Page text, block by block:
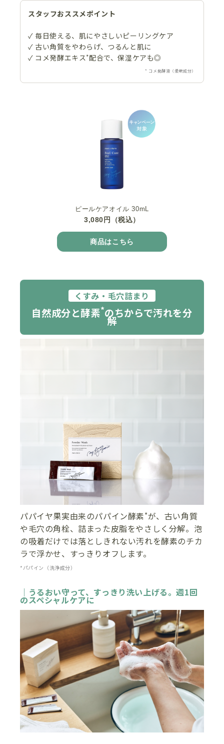
スタッフおススメポイント
✓ 毎日使える、肌にやさしいピーリングケア
✓ 古い角質をやわらげ、つるんと肌に
✓ コメ発酵エキス*配合で、保湿ケアも◎
* コメ発酵液（柔軟成分）
ピールケアオイル 30mL
3,080円（税込）
商品はこちら
くすみ・毛穴詰まり
自然成分と酵素*のちからで汚れを分
解
パパイヤ果実由来のパパイン酵素*が、古い角質
や毛穴の角栓、詰まった皮脂をやさしく分解。泡
の吸着だけでは落としきれない汚れを酵素のチカ
ラで浮かせ、すっきりオフします。
*パパイン（洗浄成分）
｜うるおい守って、すっきり洗い上げる。週1回
のスペシャルケアに